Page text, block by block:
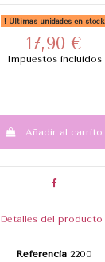
Últimas unidades en stock
17,90 €
Impuestos incluidos
Añadir al carrito
Detalles del producto
Referencia 2200